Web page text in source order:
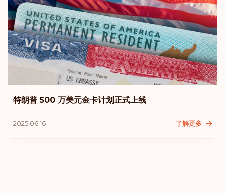
特朗普 500 万美元金卡计划正式上线
2025 06 16 了解更多